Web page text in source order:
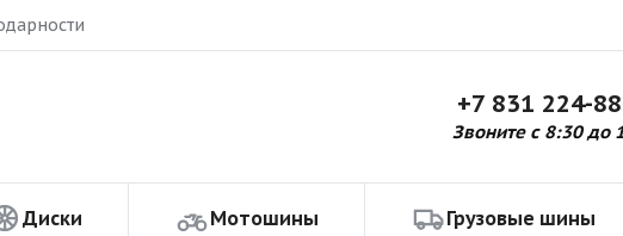
+7 831 224-
Звоните с 8:30 до
Диски Мотошины Грузовые шины